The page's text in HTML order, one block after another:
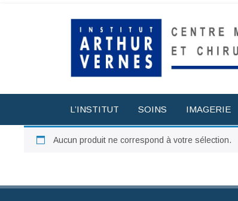
L’INSTITUT SOINS IMAGERIE
Aucun produit ne correspond à votre sélection.